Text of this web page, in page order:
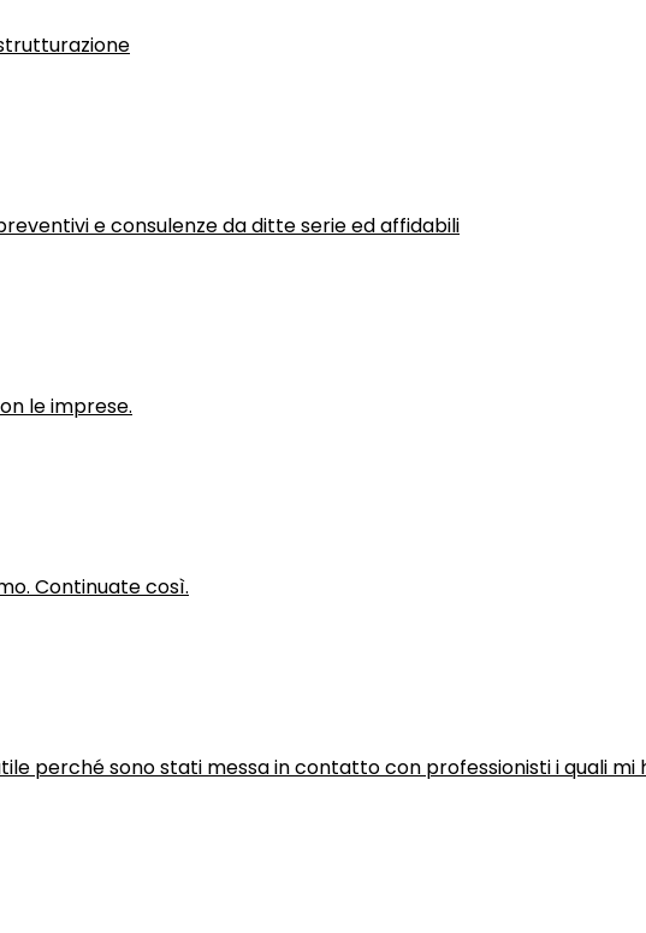
e consulenze da ditte serie ed affidabili
le imprese.
Continuate così.
perché sono stati messa in contatto con professionisti i quali mi